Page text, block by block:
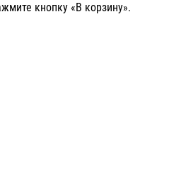
кнопку «В корзину».